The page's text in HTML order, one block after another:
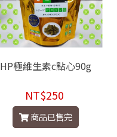
HP極維生素c點心90g
NT$250
商品已售完